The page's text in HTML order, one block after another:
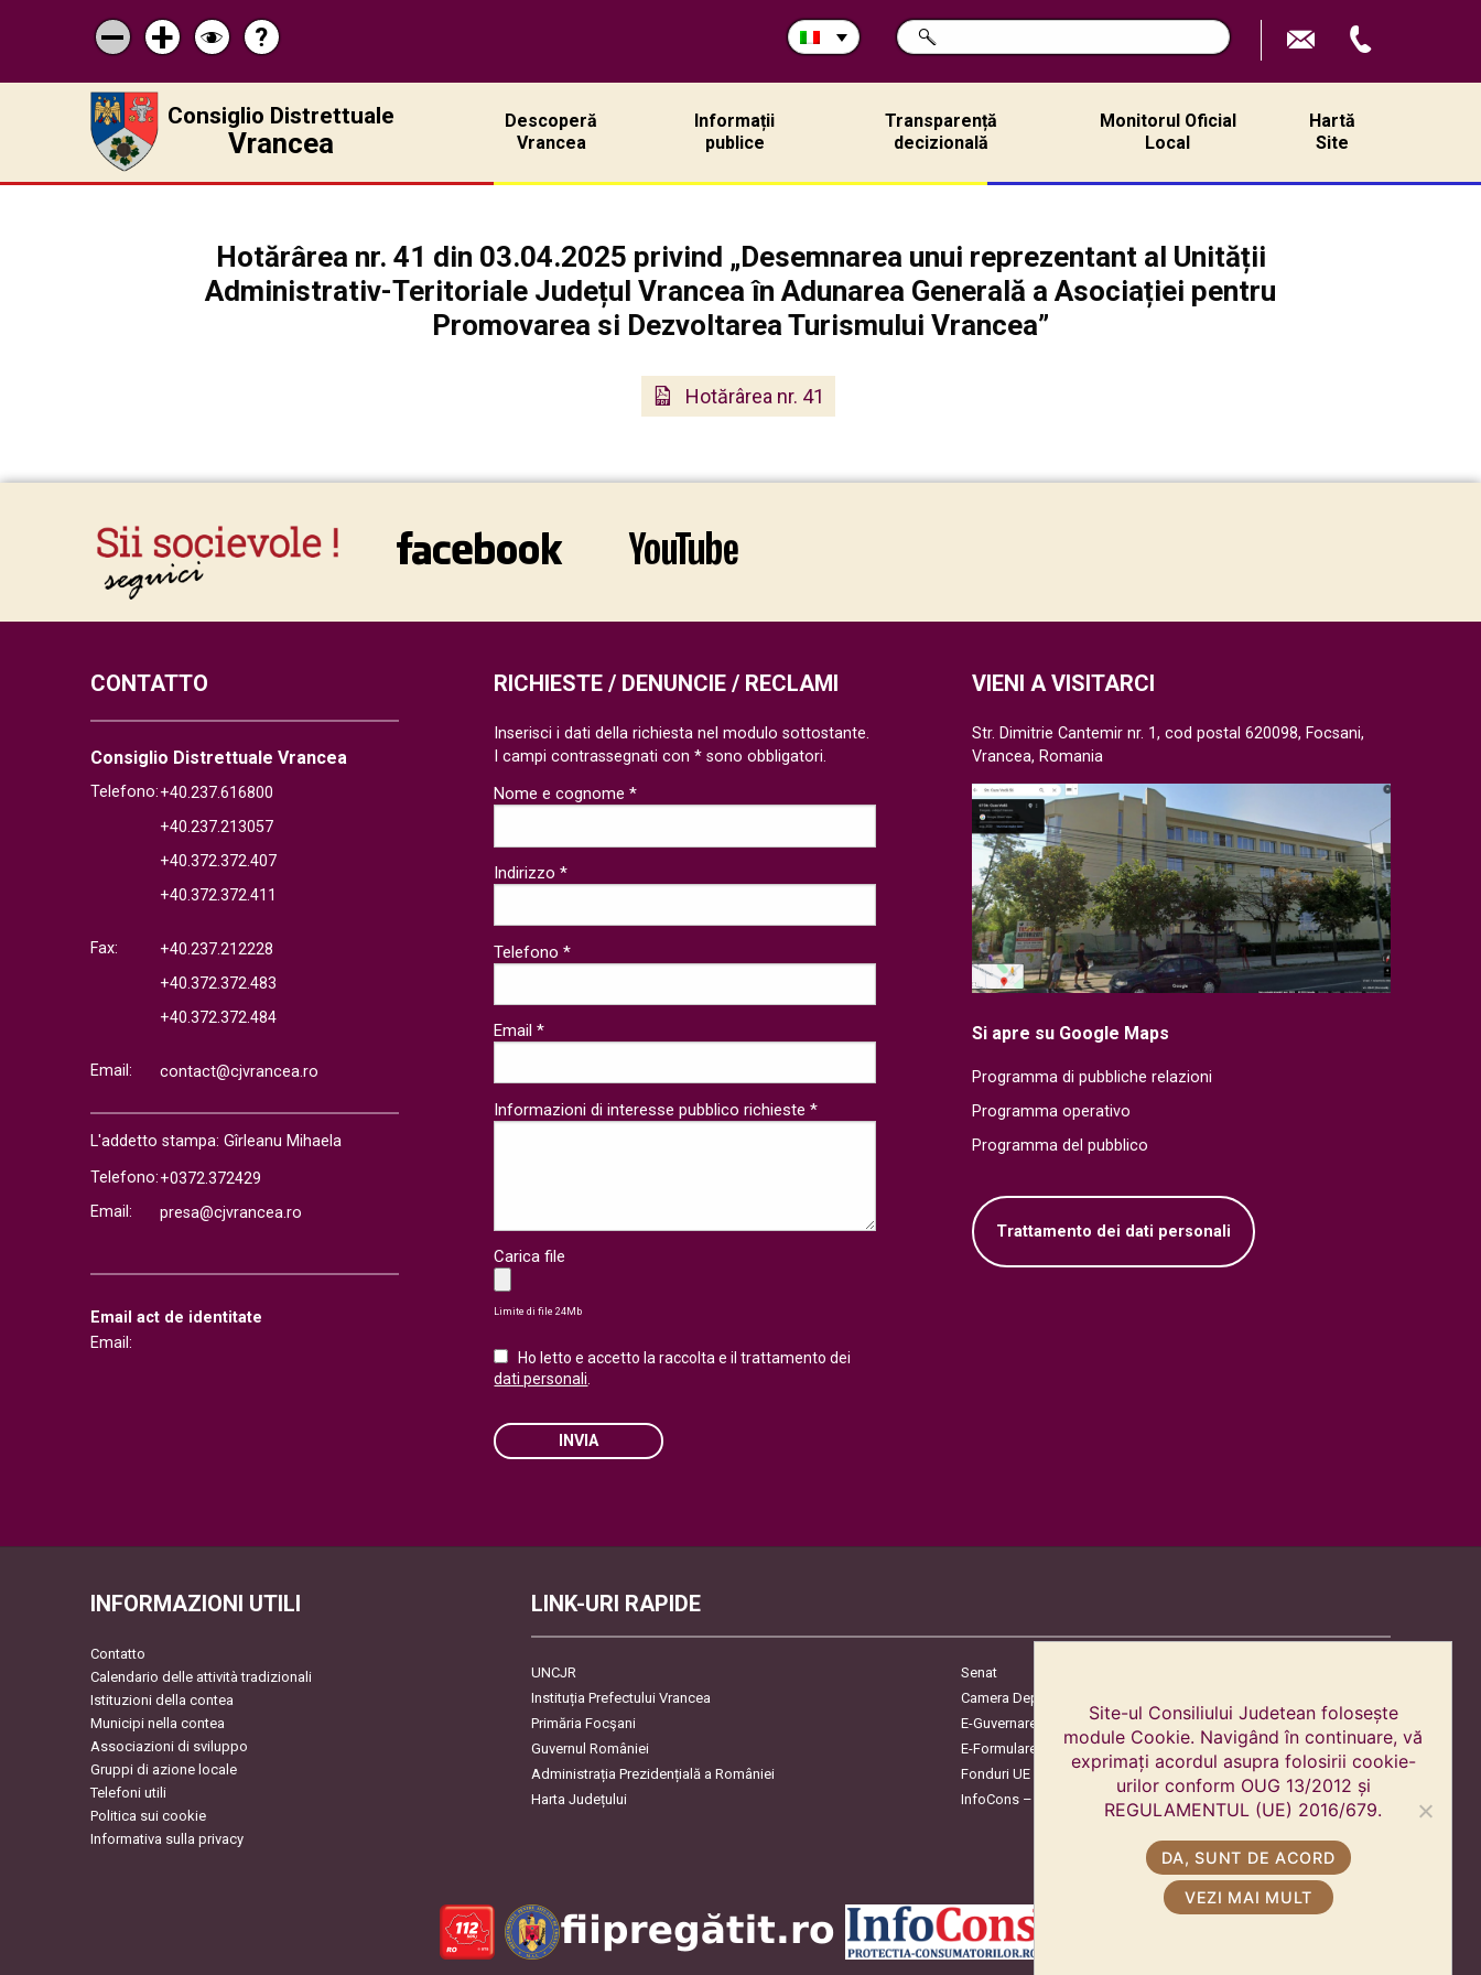
Micșorează
scrisul
Mărește
scrisul
Schimbă
contrastul
Pagina
de
ajutor
?
Cerca
nel
RICERCA
Consiglio Distrettuale
Vrancea
Descoperă
Vrancea
Informații
publice
Transparență
decizională
Monitorul Oficial
Local
Hartă
Site
Hotărârea nr. 41 din 03.04.2025 privind „Desemnarea unui reprezentant al Unității
Administrativ-Teritoriale Județul Vrancea în Adunarea Generală a Asociației pentru
Promovarea si Dezvoltarea Turismului Vrancea”
Hotărârea nr. 41
CONTATTO
Consiglio Distrettuale Vrancea
Telefono:+40.237.616800
+40.237.213057
+40.372.372.407
+40.372.372.411
Fax:
+40.237.212228
+40.372.372.483
+40.372.372.484
Email: contact@cjvrancea.ro
L'addetto stampa: Gîrleanu Mihaela
Telefono:+0372.372429
Email:
presa@cjvrancea.ro
Email act de identitate
Email:
VIENI A VISITARCI
Str. Dimitrie Cantemir nr. 1, cod postal 620098, Focsani,
Vrancea, Romania
Si apre su Google Maps
Programma di pubbliche relazioni
Programma operativo
Programma del pubblico
Trattamento dei dati personali
RICHIESTE / DENUNCIE / RECLAMI
Inserisci i dati della richiesta nel modulo sottostante.
I campi contrassegnati con * sono obbligatori.
Nome e cognome *
Indirizzo *
Telefono *
Email *
Informazioni di interesse pubblico richieste *
Carica file
Limite di file 24Mb
Ho letto e accetto la raccolta e il trattamento dei
dati personali.
INVIA
INFORMAZIONI UTILI
Contatto
Calendario delle attività tradizionali
Istituzioni della contea
Municipi nella contea
Associazioni di sviluppo
Gruppi di azione locale
Telefoni utili
Politica sui cookie
Informativa sulla privacy
LINK-URI RAPIDE
UNCJR
Senat
Instituția Prefectului Vrancea
Camera Deputaților
Primăria Focşani
E-Guvernare
Guvernul României
E-Formulare
Administrația Prezidențială a României
Fonduri UE
Harta Județului
InfoCons – Protecția Consumatorilor
Site-ul Consiliului Judetean folosește
module Cookie. Navigând în continuare, vă
exprimați acordul asupra folosirii cookie-
urilor conform OUG 13/2012 și
REGULAMENTUL (UE) 2016/679.
DA, SUNT DE ACORD
VEZI MAI MULT